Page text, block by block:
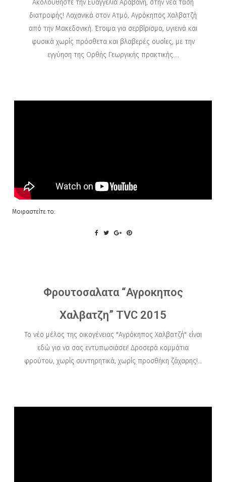
Ακολουθήστε την Ευαγγελία Αραβανή, στην νέα τάση
διατροφής! Λαχανικά στον Ατμό, Αγρόκηπος Χαλβατζή
από την Μακεδονική. Έτοιμα για σερβίρισμα, υγιεινά και
φυσικά χωρίς πρόσθετα και βλαβερές ουσίες, με την
εγγύηση της Ορθής Γεωργικής πρακτικής....
Μοιραστείτε το:
Φρουτοσαλατα “Αγροκηπος
Χαλβατζη” TVC 2015
Το νέο μέλος της οικογένειας "Αγρόκηπος Χαλβατζή" είναι
εδώ για να σας εντυπωσιάσει! Δροσερά κομμάτια
φρούτου, χωρίς συντηρητικά, χωρίς προσθήκη ζάχαρης!...